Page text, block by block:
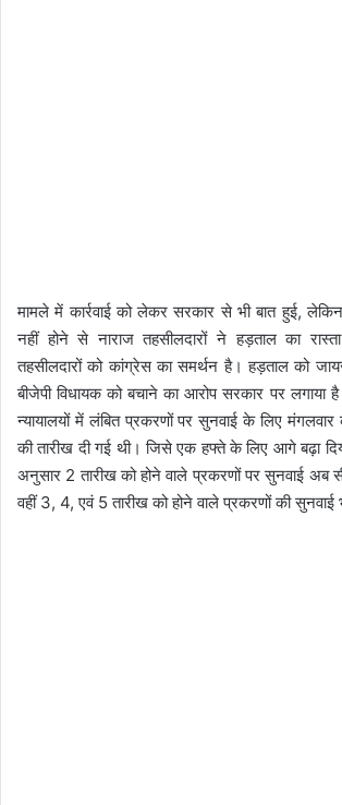
मामले में कार्रवाई को लेकर सरकार से भी बात हुई,
नहीं होने से नाराज तहसीलदारों ने हड़ताल का
तहसीलदारों को कांग्रेस का समर्थन है। हड़ताल को
बीजेपी विधायक को बचाने का आरोप सरकार पर लगाया
न्यायालयों में लंबित प्रकरणों पर सुनवाई के लिए
की तारीख दी गई थी। जिसे एक हफ्ते के लिए आगे बढ़ा
अनुसार 2 तारीख को होने वाले प्रकरणों पर सुनवाई अब
वहीं 3, 4, एवं 5 तारीख को होने वाले प्रकरणों की सुनवाई